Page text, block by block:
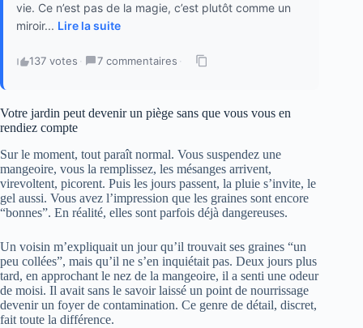
vie. Ce n’est pas de la magie, c’est plutôt comme un
miroir... Lire la suite
137 votes · 7 commentaires ·
Votre jardin peut devenir un piège sans que vous vous en
rendiez compte
Sur le moment, tout paraît normal. Vous suspendez une
mangeoire, vous la remplissez, les mésanges arrivent,
virevoltent, picorent. Puis les jours passent, la pluie s’invite, le
gel aussi. Vous avez l’impression que les graines sont encore
“bonnes”. En réalité, elles sont parfois déjà dangereuses.
Un voisin m’expliquait un jour qu’il trouvait ses graines “un
peu collées”, mais qu’il ne s’en inquiétait pas. Deux jours plus
tard, en approchant le nez de la mangeoire, il a senti une odeur
de moisi. Il avait sans le savoir laissé un point de nourrissage
devenir un foyer de contamination. Ce genre de détail, discret,
fait toute la différence.